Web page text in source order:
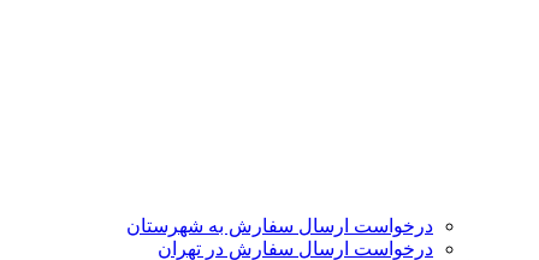
درخواست ارسال سفارش به شهرستان
درخواست ارسال سفارش در تهران